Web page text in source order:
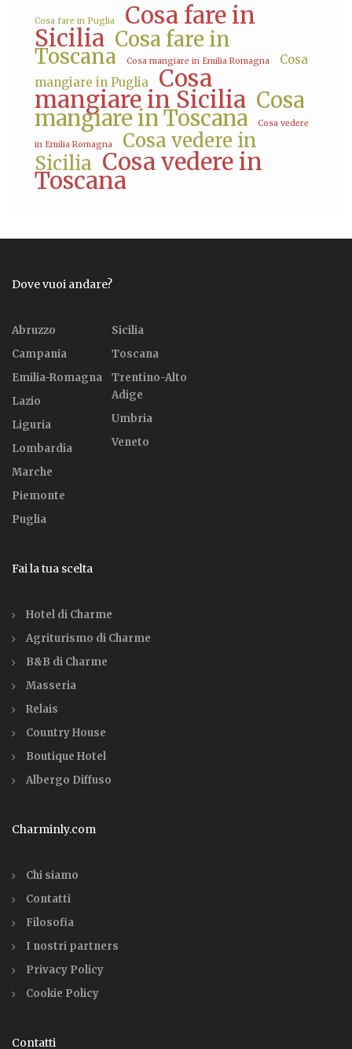
Cosa fare in Puglia Cosa fare in
Sicilia Cosa fare in
Toscana Cosa mangiare in Emilia Romagna
Cosa
mangiare in Puglia
Cosa
mangiare in Sicilia Cosa
mangiare in Toscana Cosa vedere
in Emilia Romagna
Cosa vedere in
Sicilia Cosa vedere in
Toscana
Dove vuoi andare?
Abruzzo
Campania
Emilia-Romagna
Lazio
Liguria
Lombardia
Marche
Piemonte
Puglia
Sicilia
Toscana
Trentino-Alto
Adige
Umbria
Veneto
Fai la tua scelta
Hotel di Charme
Agriturismo di Charme
B&B di Charme
Masseria
Relais
Country House
Boutique Hotel
Albergo Diffuso
Charminly.com
Chi siamo
Contatti
Filosofia
I nostri partners
Privacy Policy
Cookie Policy
Contatti